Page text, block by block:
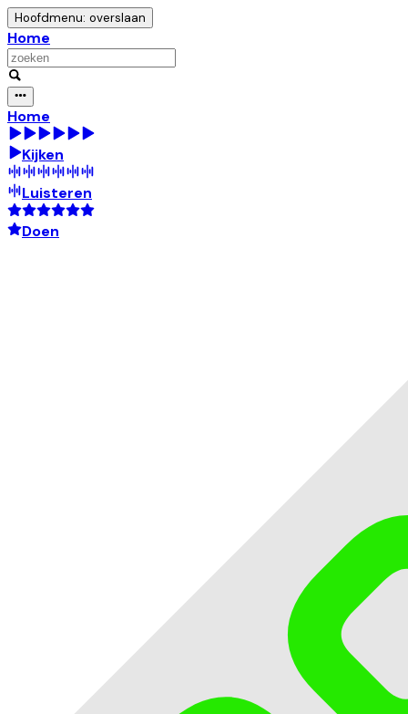
Hoofdmenu: overslaan
Home
Home
Kijken
Luisteren
Doen